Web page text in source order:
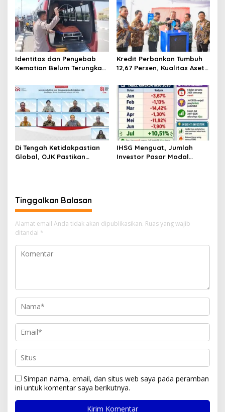
Bijak Bermedia Digital
Pertambangan
Identitas dan Penyebab
Kematian Belum Terungkap,
Ditemukan Mengapung di
Pantai Lere Palu, Kondisi
Tubuh Sudah Terurai
Dicabik Buaya
Kredit Perbankan Tumbuh
12,67 Persen, Kualitas Aset
Tetap Kokoh Juni 2026
Di Tengah Ketidakpastian
Global, OJK Pastikan
IHSG Menguat, Jumlah
Investor Pasar Modal
Tinggalkan Balasan
Alamat email Anda tidak akan dipublikasikan. Ruas yang wajib
ditandai *
Simpan nama, email, dan situs web saya pada peramban
ini untuk komentar saya berikutnya.